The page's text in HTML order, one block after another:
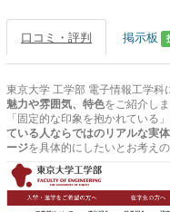
口コミ・評判 掲示板
東京大学 工学部 電子情報工学科
魅力や雰囲気、特色をご紹介し
「固定的な印象を抱かれている」
ている人ならではのリアルな実
ージを具体的にしたいとお考え